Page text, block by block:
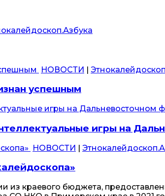
НОВОСТИ |
успешным
игры на
НОВОСТИ |
из краевого бюджета,